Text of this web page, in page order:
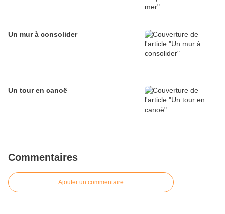
Un mur à consolider
Un tour en canoë
Commentaires
Ajouter un commentaire